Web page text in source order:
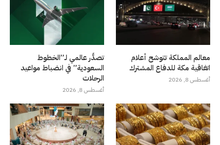
معالم المملكة تتوشح أعلام
اتفاقية مكة للدفاع المشترك
أغسطس 8, 2026
تصدُّر عالمي لـ”الخطوط
السعودية” في انضباط مواعيد
الرحلات
أغسطس 8, 2026